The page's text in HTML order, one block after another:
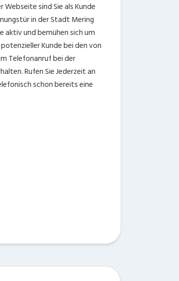
sind Sie als Kunde
in der Stadt Mering
aktiv und bemühen sich um
Kunde bei den von
Telefonanruf bei der
Rufen Sie Jederzeit an
schon bereits eine